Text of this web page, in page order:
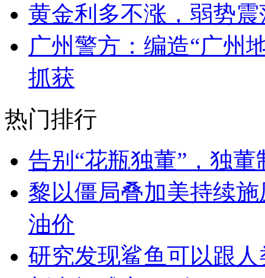
黄金利多不涨，弱势
广州警方：编造“广州
抓获
热门排行
告别“花瓶独董”，独
黎以僵局叠加美持续
油价
研究发现鲨鱼可以跟